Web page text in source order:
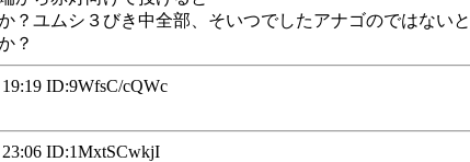
？ユムシ３びき中全部、そいつでしたアナゴのではない
？
19:19 ID:9WfsC/cQWc
23:06 ID:1MxtSCwkjI